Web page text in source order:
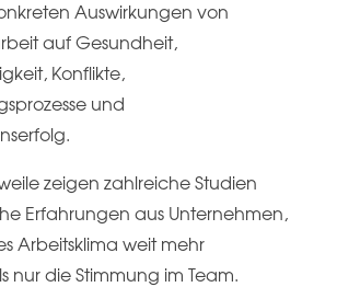
Auswirkungen von
auf Gesundheit,
Konflikte,
und
zeigen zahlreiche Studien
Erfahrungen aus Unternehmen,
Arbeitsklima weit mehr
nur die Stimmung im Team.